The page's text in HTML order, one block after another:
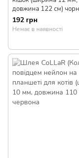
довжина 122 см)
192 грн
Немає в наявності